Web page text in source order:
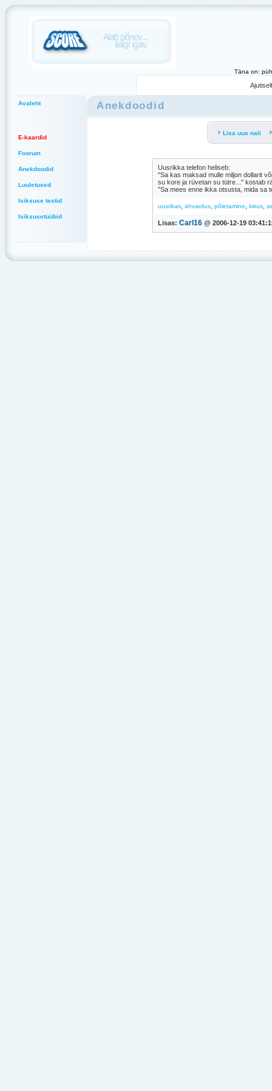
Täna on:
Avaleht
E-kaardid
Foorum
Anekdoodid
Luuletused
Isiksuse testid
Isiksusetüübid
Anekdoodid
Lisa uus nali
Uusrikka telefon heliseb:
"Sa kas maksad mulle miljon dollarit
su kore ja rüvetan su tütre..." kostab
"Sa mees enne ikka otsusta, mida sa
uusrikas ähvardus põletamine kiirus
Lisas: Carl16 @ 2006-12-19